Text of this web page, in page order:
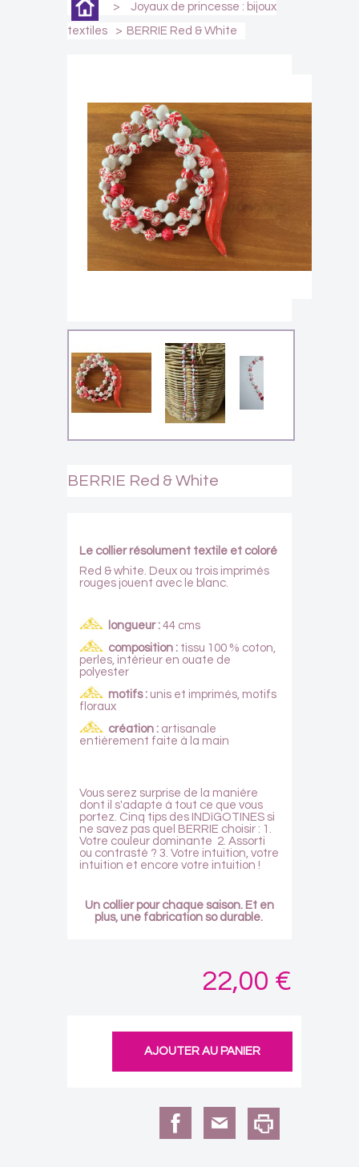
>
Joyaux de princesse : bijoux
textiles
> BERRIE Red & White
BERRIE Red & White
Le collier résolument textile et coloré
Red & white. Deux ou trois imprimés
rouges jouent avec le blanc.
longueur : 44 cms
composition : tissu 100 % coton,
perles, intérieur en ouate de
polyester
motifs : unis et imprimés, motifs
floraux
création : artisanale
entièrement faite à la main
Vous serez surprise de la manière
dont il s'adapte à tout ce que vous
portez. Cinq tips des INDïGOTINES si
ne savez pas quel BERRIE choisir : 1.
Votre couleur dominante 2. Assorti
ou contrasté ? 3. Votre intuition, votre
intuition et encore votre intuition !
Un collier pour chaque saison. Et en
plus, une fabrication so durable.
22,00 €